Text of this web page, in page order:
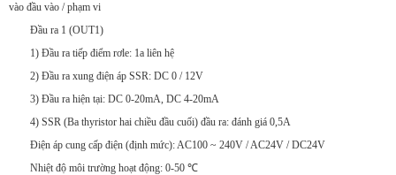
vào đầu vào / phạm vi
Đầu ra 1 (OUT1)
1) Đầu ra tiếp điểm rơle: 1a liên hệ
2) Đầu ra xung điện áp SSR: DC 0 / 12V
3) Đầu ra hiện tại: DC 0-20mA, DC 4-20mA
4) SSR (Ba thyristor hai chiều đầu cuối) đầu ra: đánh giá 0,5A
Điện áp cung cấp điện (định mức): AC100 ~ 240V / AC24V / DC24V
Nhiệt độ môi trường hoạt động: 0-50 ℃